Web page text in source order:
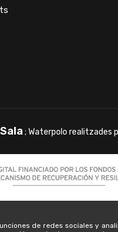
; Waterpolo realitzades
de redes sociales y